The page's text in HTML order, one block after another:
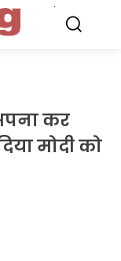
कर
मोदी को